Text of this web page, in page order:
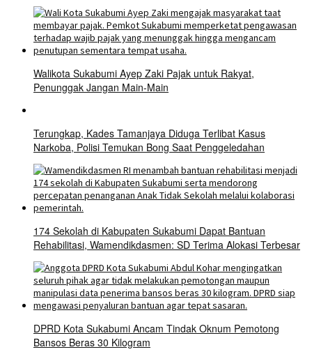
Walikota Sukabumi Ayep Zaki Pajak untuk Rakyat,
Penunggak Jangan Main-Main
Terungkap, Kades Tamanjaya Diduga Terlibat Kasus
Narkoba, Polisi Temukan Bong Saat Penggeledahan
174 Sekolah di Kabupaten Sukabumi Dapat Bantuan
Rehabilitasi, Wamendikdasmen: SD Terima Alokasi Terbesar
DPRD Kota Sukabumi Ancam Tindak Oknum Pemotong
Bansos Beras 30 Kilogram